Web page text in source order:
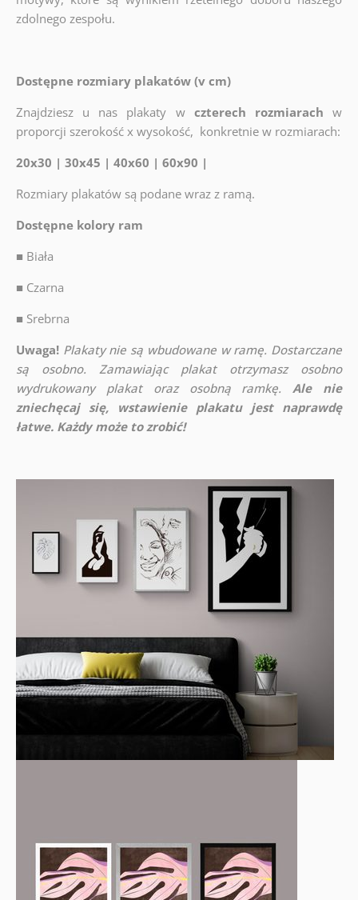
zdolnego zespołu.
Dostępne rozmiary plakatów (v cm)
Znajdziesz u nas plakaty w czterech rozmiarach
w
proporcji szerokość x wysokość, konkretnie w rozmiarach:
20x30 | 30x45 | 40x60 | 60x90 |
Rozmiary plakatów są podane wraz z ramą.
Dostępne kolory ram
■ Biała
■ Czarna
■ Srebrna
Uwaga! Plakaty nie są wbudowane w ramę. Dostarczane
są osobno. Zamawiając plakat otrzymasz osobno
wydrukowany plakat oraz osobną ramkę.
Ale nie
zniechęcaj się, wstawienie plakatu jest naprawdę
łatwe. Każdy może to zrobić!